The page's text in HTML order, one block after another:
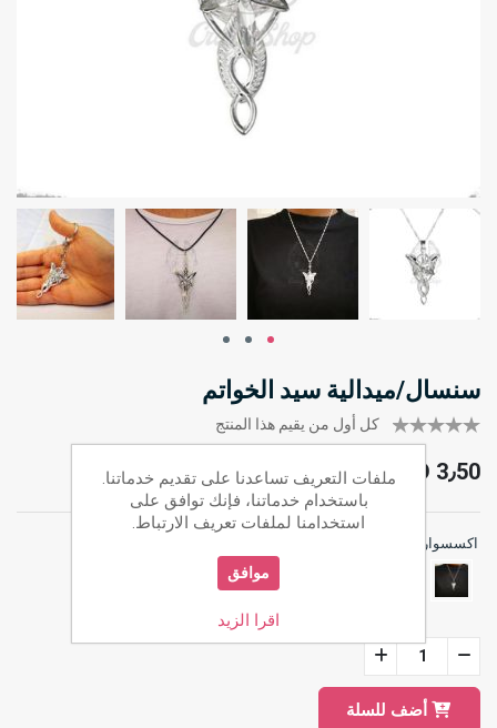
سنسال/ميدالية سيد الخواتم
كل أول من يقيم هذا المنتج
JOD 3٫50
اكسسوارات
أضف للسلة
ملفات التعريف تساعدنا على تقديم خدماتنا.
باستخدام خدماتنا، فإنك توافق على
استخدامنا لملفات تعريف الارتباط.
موافق
اقرا الزيد